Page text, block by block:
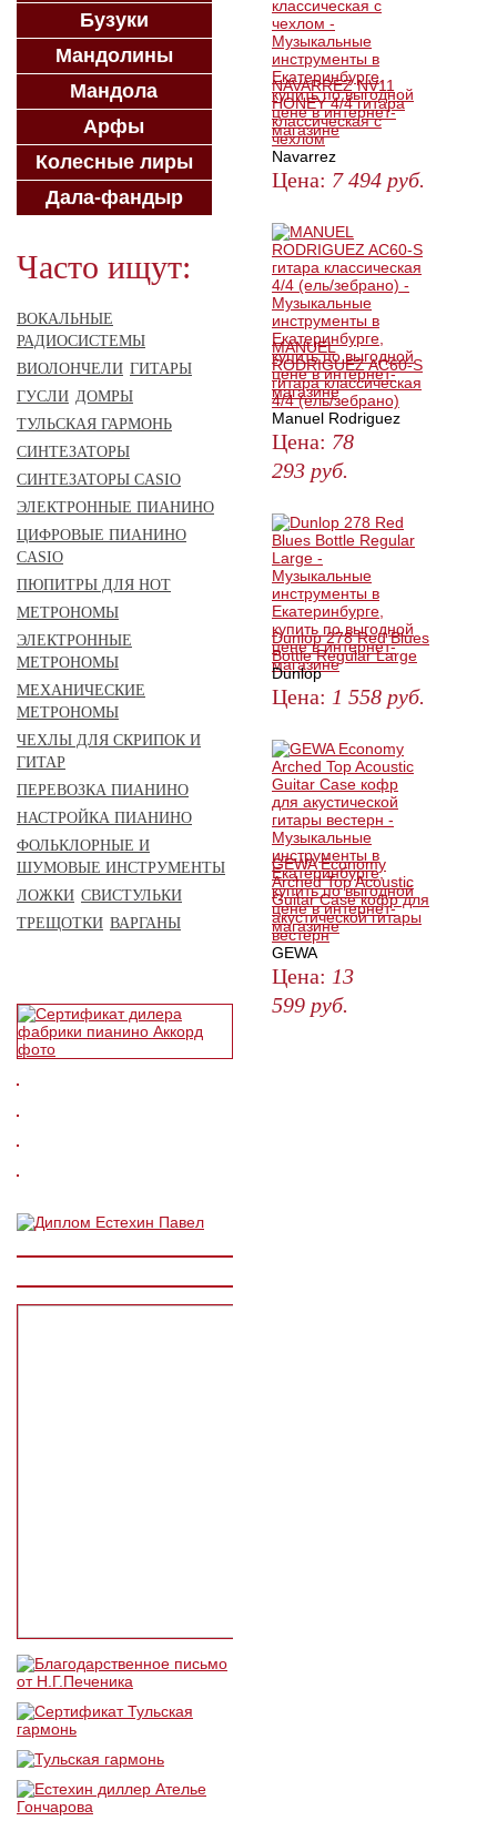
NAVARREZ NV11
HONEY 4/4 гитара
классическая с
чехлом
Navarrez
Цена: 7 494 руб.
MANUEL
RODRIGUEZ AC60-S
гитара классическая
4/4 (ель/зебрано)
Manuel Rodriguez
Цена: 78
293 руб.
Dunlop 278 Red Blues
Bottle Regular Large
Dunlop
Цена: 1 558 руб.
GEWA Economy
Arched Top Acoustic
Guitar Case кофр для
акустической гитары
вестерн
GEWA
Цена: 13
599 руб.
Бузуки
Мандолины
Мандола
Арфы
Колесные лиры
Дала-фандыр
Часто ищут:
ВОКАЛЬНЫЕ
РАДИОСИСТЕМЫ
ВИОЛОНЧЕЛИ ГИТАРЫ
ГУСЛИ ДОМРЫ
ТУЛЬСКАЯ ГАРМОНЬ
СИНТЕЗАТОРЫ
СИНТЕЗАТОРЫ CASIO
ЭЛЕКТРОННЫЕ ПИАНИНО
ЦИФРОВЫЕ ПИАНИНО
CASIO
ПЮПИТРЫ ДЛЯ НОТ
МЕТРОНОМЫ
ЭЛЕКТРОННЫЕ
МЕТРОНОМЫ
МЕХАНИЧЕСКИЕ
МЕТРОНОМЫ
ЧЕХЛЫ ДЛЯ СКРИПОК И
ГИТАР
ПЕРЕВОЗКА ПИАНИНО
НАСТРОЙКА ПИАНИНО
ФОЛЬКЛОРНЫЕ И
ШУМОВЫЕ ИНСТРУМЕНТЫ
ЛОЖКИ СВИСТУЛЬКИ
ТРЕЩОТКИ ВАРГАНЫ